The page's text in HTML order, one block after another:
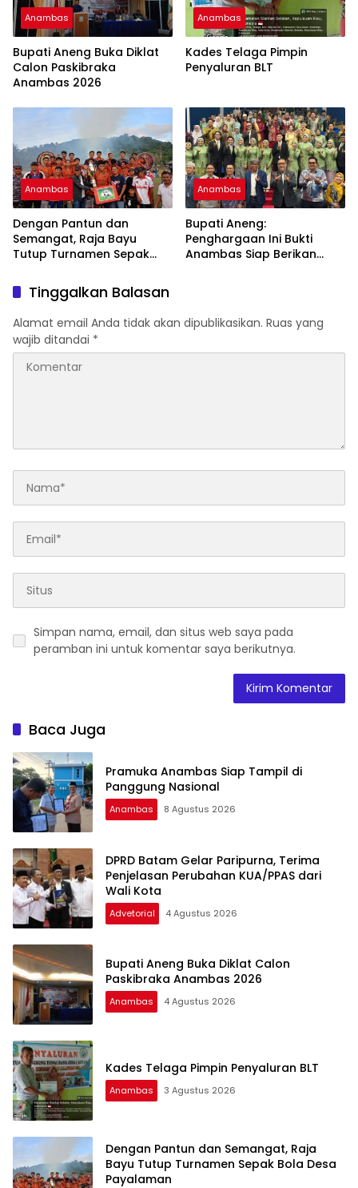
Anambas
Bupati Aneng Buka Diklat
Calon Paskibraka
Anambas 2026
Anambas
Kades Telaga Pimpin
Penyaluran BLT
Anambas
Dengan Pantun dan
Semangat, Raja Bayu
Tutup Turnamen Sepak
Anambas
Bupati Aneng:
Penghargaan Ini Bukti
Anambas Siap Berikan
Tinggalkan Balasan
Alamat email Anda tidak akan dipublikasikan. Ruas yang
wajib ditandai *
Simpan nama, email, dan situs web saya pada
peramban ini untuk komentar saya berikutnya.
Baca Juga
Pramuka Anambas Siap Tampil di
Panggung Nasional
Anambas 8 Agustus 2026
DPRD Batam Gelar Paripurna, Terima
Penjelasan Perubahan KUA/PPAS dari
Wali Kota
Advetorial 4 Agustus 2026
Bupati Aneng Buka Diklat Calon
Paskibraka Anambas 2026
Anambas 4 Agustus 2026
Kades Telaga Pimpin Penyaluran BLT
Anambas 3 Agustus 2026
Dengan Pantun dan Semangat, Raja
Bayu Tutup Turnamen Sepak Bola Desa
Payalaman